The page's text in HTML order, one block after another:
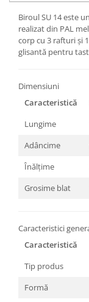
Biroul SU 14 este
realizat din PAL
corp cu 3 rafturi și
glisantă pentru
Dimensiuni
Caracteristică
Lungime
Adâncime
Înălțime
Grosime blat
Caracteristici
Caracteristică
Tip produs
Formă